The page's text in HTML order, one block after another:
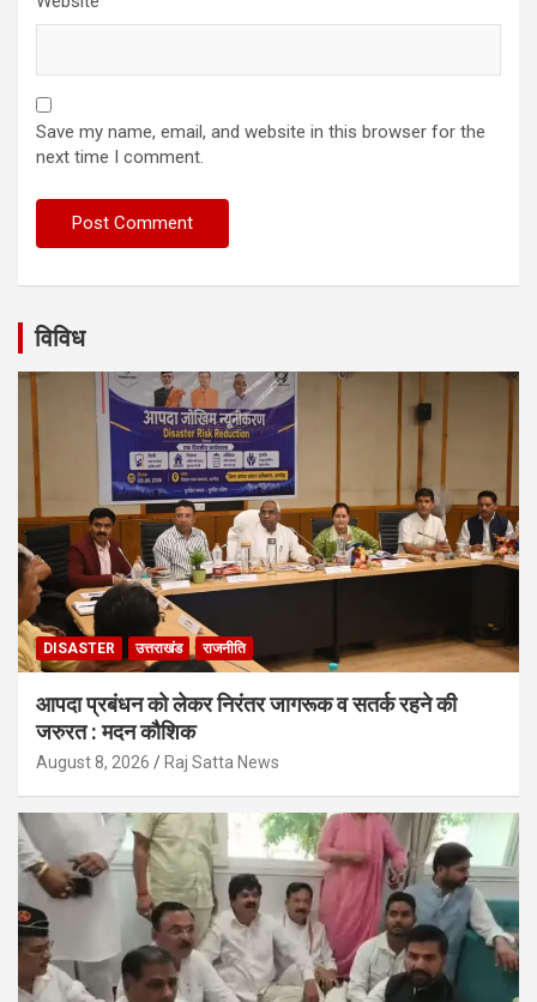
Save my name, email, and website in this browser for the
next time I comment.
विविध
DISASTER उत्तराखंड राजनीति
आपदा प्रबंधन को लेकर निरंतर जागरूक व सतर्क रहने की
जरुरत : मदन कौशिक
August 8, 2026 Raj Satta News